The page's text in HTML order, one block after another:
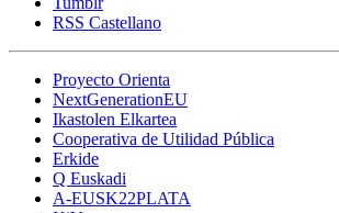
RSS Castellano
Proyecto Orienta
NextGenerationEU
Ikastolen Elkartea
Cooperativa de Utilidad Pública
Erkide
Q Euskadi
A-EUSK22PLATA